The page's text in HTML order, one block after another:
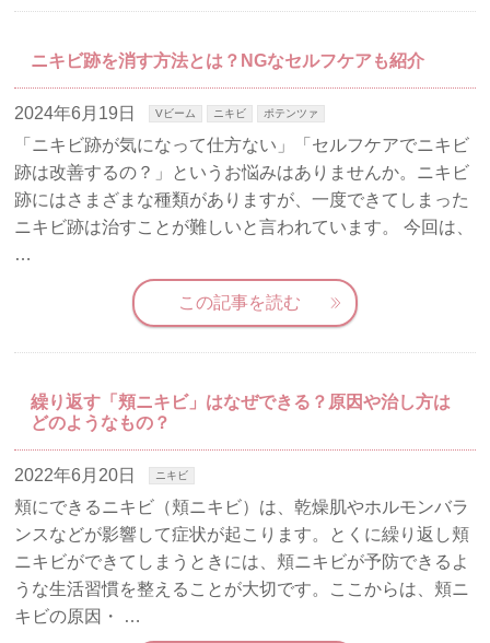
ニキビ跡を消す方法とは？NGなセルフケアも紹介
2024年6月19日 Vビーム ニキビ ポテンツァ
「ニキビ跡が気になって仕方ない」「セルフケアでニキビ
跡は改善するの？」というお悩みはありませんか。ニキビ
跡にはさまざまな種類がありますが、一度できてしまった
ニキビ跡は治すことが難しいと言われています。 今回は、
…
この記事を読む
繰り返す「頬ニキビ」はなぜできる？原因や治し方は
どのようなもの？
2022年6月20日 ニキビ
頬にできるニキビ（頬ニキビ）は、乾燥肌やホルモンバラ
ンスなどが影響して症状が起こります。とくに繰り返し頬
ニキビができてしまうときには、頬ニキビが予防できるよ
うな生活習慣を整えることが大切です。ここからは、頬ニ
キビの原因・ …